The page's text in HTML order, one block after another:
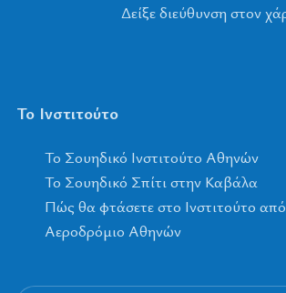
Δείξε διεύθυνση στον
Το Ινστιτούτο
To Σουηδικό Ινστιτούτο Αθηνών
Το Σουηδικό Σπίτι στην Καβάλα
Πώς θα φτάσετε στο Ινστιτούτο
Αεροδρόμιο Αθηνών